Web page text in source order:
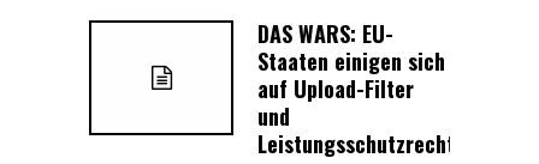
DAS WARS: EU-
Staaten einigen sich
auf Upload-Filter
und
Leistungsschutzrecht